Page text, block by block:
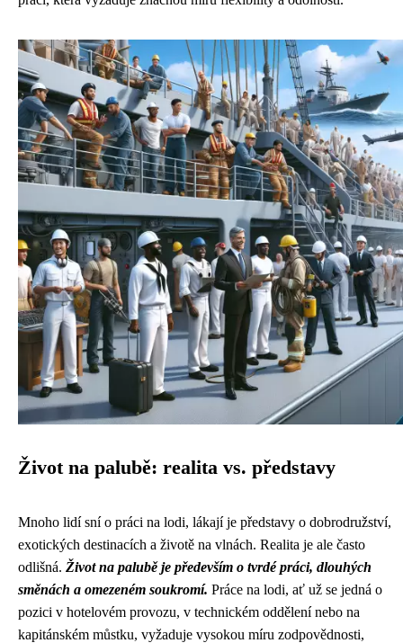
Život na palubě: realita vs. představy
Mnoho lidí sní o práci na lodi, lákají je představy o dobrodružství,
exotických destinacích a životě na vlnách. Realita je ale často
odlišná. Život na palubě je především o tvrdé práci, dlouhých
směnách a omezeném soukromí. Práce na lodi, ať už se jedná o
pozici v hotelovém provozu, v technickém oddělení nebo na
kapitánském můstku, vyžaduje vysokou míru zodpovědnosti,